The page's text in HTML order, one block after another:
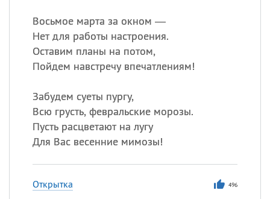
Восьмое марта за окном —
Нет для работы настроения.
Оставим планы на потом,
Пойдем навстречу впечатлениям!
Забудем суеты пургу,
Всю грусть, февральские морозы.
Пусть расцветают на лугу
Для Вас весенние мимозы!
Открытка 496
07.08
День ассирийских
07.08 Национальный день
07.08
Бояка
ИМЕНА